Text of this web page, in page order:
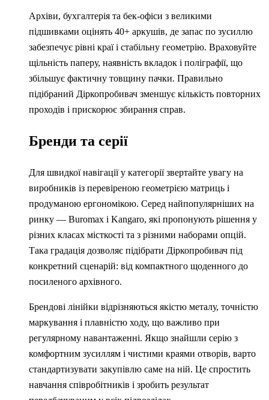
Архіви, бухгалтерія та бек-офіси з великими
підшивками оцінять 40+ аркушів, де запас по зусиллю
забезпечує рівні краї і стабільну геометрію. Враховуйте
щільність паперу, наявність вкладок і поліграфії, що
збільшує фактичну товщину пачки. Правильно
підібраний Діркопробивач зменшує кількість повторних
проходів і прискорює збирання справ.
Бренди та серії
Для швидкої навігації у категорії звертайте увагу на
виробників із перевіреною геометрією матриць і
продуманою ергономікою. Серед найпопулярніших на
ринку — Buromax і Kangaro, які пропонують рішення у
різних класах місткості та з різними наборами опцій.
Така градація дозволяє підібрати Діркопробивач під
конкретний сценарій: від компактного щоденного до
посиленого архівного.
Брендові лінійки відрізняються якістю металу, точністю
маркування і плавністю ходу, що важливо при
регулярному навантаженні. Якщо знайшли серію з
комфортним зусиллям і чистими краями отворів, варто
стандартизувати закупівлю саме на ній. Це спростить
навчання співробітників і зробить результат